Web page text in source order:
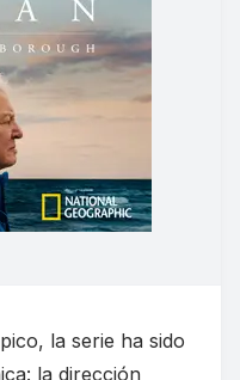
la serie ha sido
la dirección